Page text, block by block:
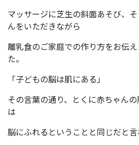
マッサージに芝生の斜面あそび、
んをいただきながら
離乳食のご家庭での作り方をお伝
た。
「子どもの脳は肌にある」
その言葉の通り、とくに赤ちゃん
は
脳にふれるということと同じだと言